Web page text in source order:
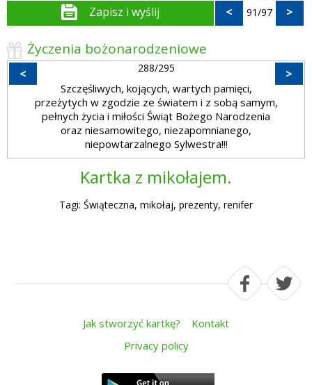
Zapisz i wyślij < 91/97 >
Życzenia bożonarodzeniowe
< 288/295 >
Szczęśliwych, kojących, wartych pamięci,
przeżytych w zgodzie ze światem i z sobą samym,
pełnych życia i miłości Świąt Bożego Narodzenia
oraz niesamowitego, niezapomnianego,
niepowtarzalnego Sylwestra!!!
Kartka z mikołajem.
Tagi: Świąteczna, mikołaj, prezenty, renifer
Jak stworzyć kartkę?
Kontakt
Privacy policy